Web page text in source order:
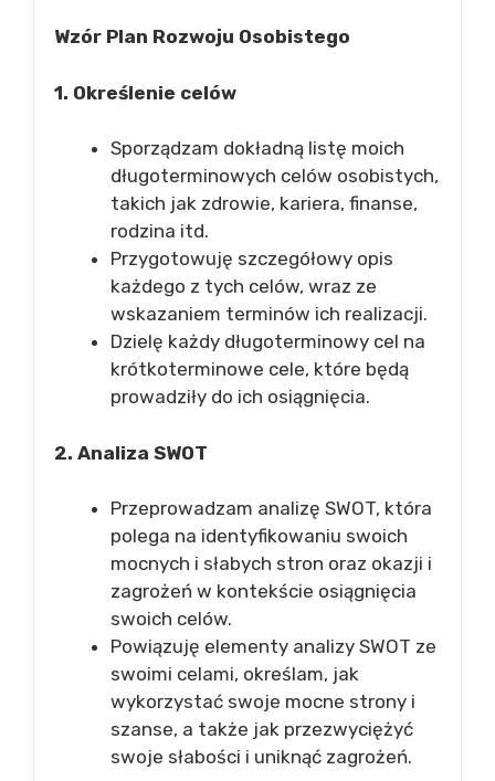
Wzór Plan Rozwoju Osobistego
1. Określenie celów
Sporządzam dokładną listę moich
długoterminowych celów osobistych,
takich jak zdrowie, kariera, finanse,
rodzina itd.
Przygotowuję szczegółowy opis
każdego z tych celów, wraz ze
wskazaniem terminów ich realizacji.
Dzielę każdy długoterminowy cel na
krótkoterminowe cele, które będą
prowadziły do ich osiągnięcia.
2. Analiza SWOT
Przeprowadzam analizę SWOT, która
polega na identyfikowaniu swoich
mocnych i słabych stron oraz okazji i
zagrożeń w kontekście osiągnięcia
swoich celów.
Powiązuję elementy analizy SWOT ze
swoimi celami, określam, jak
wykorzystać swoje mocne strony i
szanse, a także jak przezwyciężyć
swoje słabości i uniknąć zagrożeń.